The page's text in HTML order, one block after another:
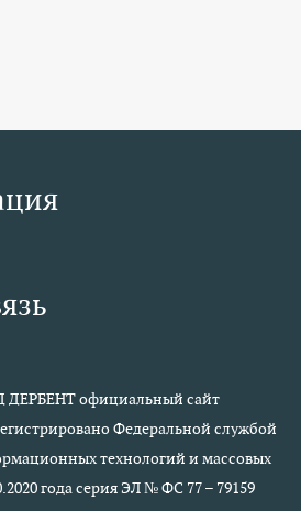
ДЕРБЕНТ официальный сайт
Федеральной службой
технологий и массовых
года серия ЭЛ № ФС 77 – 79159